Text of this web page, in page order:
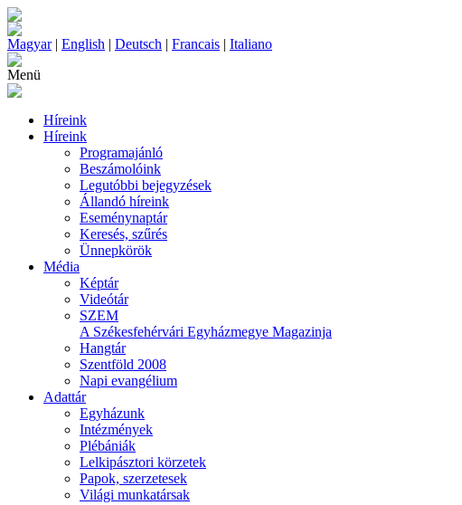
Magyar| English | Deutsch | Francais | Italiano
Menü
Híreink
Híreink
Programajánló
Beszámolóink
Legutóbbi bejegyzések
Állandó híreink
Eseménynaptár
Keresés, szűrés
Ünnepkörök
Média
Képtár
Videótár
SZEM
A Székesfehérvári Egyházmegye Magazinja
Hangtár
Szentföld 2008
Napi evangélium
Adattár
Egyházunk
Intézmények
Plébániák
Lelkipásztori körzetek
Papok, szerzetesek
Világi munkatársak